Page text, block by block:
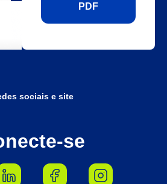
PDF
sociais e site
se